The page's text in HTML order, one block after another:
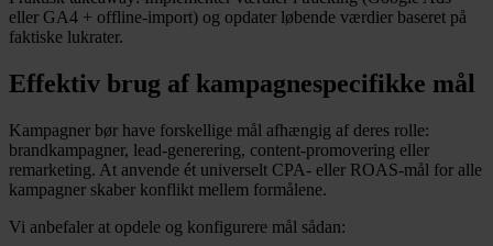
eller GA4 + offline-import) og opdater løbende værdier baseret på
faktiske lukrater.
Effektiv brug af kampagnespecifikke mål
Kampagner bør have forskellige mål afhængig af deres rolle:
brandkampagner, lead-generering, content-promovering eller
remarketing. At anvende ét universelt CPA- eller ROAS-mål for alle
kampagner skaber konflikt mellem formålene.
Vi anbefaler at opdele og konfigurere mål sådan: